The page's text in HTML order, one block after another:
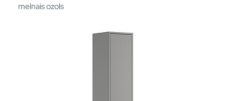
melnais ozols